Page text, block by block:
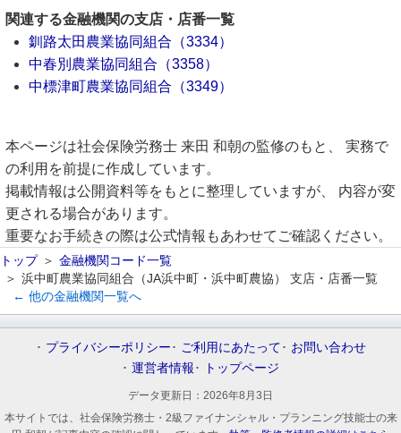
関連する金融機関の支店・店番一覧
釧路太田農業協同組合（3334）
中春別農業協同組合（3358）
中標津町農業協同組合（3349）
本ページは社会保険労務士 来田 和朝の監修のもと、 実務で
の利用を前提に作成しています。
掲載情報は公開資料等をもとに整理していますが、 内容が変
更される場合があります。
重要なお手続きの際は公式情報もあわせてご確認ください。
トップ
金融機関コード一覧
浜中町農業協同組合（JA浜中町・浜中町農協） 支店・店番一覧
← 他の金融機関一覧へ
プライバシーポリシー ご利用にあたって
お問い合わせ
運営者情報
トップページ
データ更新日： 2026年8月3日
本サイトでは、社会保険労務士・2級ファイナンシャル・プランニング技能士の来